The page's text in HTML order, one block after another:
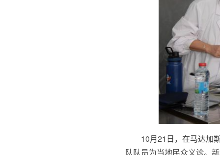
10月21日，在马达加
队队员为当地民众义诊。